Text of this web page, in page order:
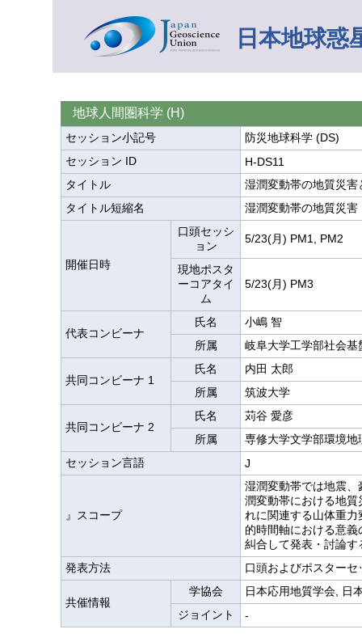
日本地球惑
地球人間圏科学 (H)
セッション小記号
防災地球科学 (DS)
セッション ID
H-DS11
タイトル
湿潤変動帯の地質災害
タイトル短縮名
湿潤変動帯の地質災害
開催日時
口頭セッシ
ョン
5/23(月) PM1, PM2
現地ポスタ
ーコアタイ
ム
5/23(月) PM3
代表コンビーナ
氏名
小嶋 智
所属
岐阜大学工学部社会基
共同コンビーナ 1
氏名
内田 太郎
所属
筑波大学
共同コンビーナ 2
氏名
苅谷 愛彦
所属
専修大学文学部環境地
セッション言語
J
』スコープ
湿潤変動帯では地震
潤変動帯における地
れに関連する山体重
的時間軸における意
糾合して発表・討論す
発表方法
口頭およびポスターセ
共催情報
学協会
日本応用地質学会, 日
ジョイント
-